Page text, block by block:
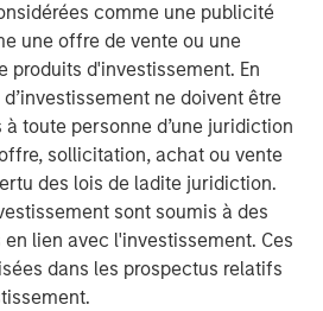
comme une publicité
une offre de vente ou une
produits d'investissement. En
ne doivent être
toute personne d’une juridiction
sollicitation, achat ou vente
des lois de ladite juridiction.
sont soumis à des
lien avec l'investissement. Ces
dans les prospectus relatifs
have already proven themselves
across Europe, and the
benefits of our portable
generators have been
to our unique, proprietary
leading and peerless in terms
durability. Our products are
powerful, and mobile than
Securing funding from such long-
partners reflects our